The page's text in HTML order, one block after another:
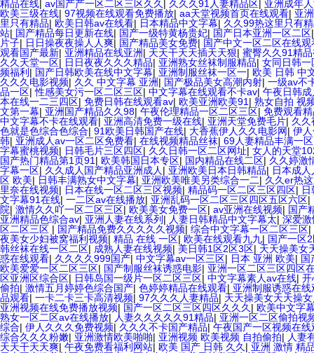
精品在线| av国产产一区二区三区久久 | 久久久91人妻精品区| 亚洲成年
欧美三级在线| 97视频在线观看免费播放| aa天堂视频首页在线观看| 亚
里只有精品| 欧美日韩av在线看| 日本精品中文字幕| 久久99热这里只有
站| 国产精品每日更新在线| 国产一级特黄杨贵妃| 国产日本亚洲一区二区
片子| 日日操夜夜操人人爽| 国产精品美女免费| 国产中文一区二区在线观
观看国产最新| 亚洲精品在线亚洲| 天天干天天插天天狠| 蜜臀久久91精
久久天堂一区| 日日夜夜久久久精品| 亚洲熟女丝袜制服精品| 女同日韩一
频福利 | 国产日韩欧美在线中文字幕| 亚洲制服丝袜一区一| 欧美 日韩 中
久久久电影视频| 久久 中文字幕 亚洲| 国产极品美女高潮内射| 一级av不
品一区|性感美女污一区二区三区| 中文字幕在线观看不卡av| 午夜日韩
本在线一二三四区| 免费日韩在线观看av| 欧美亚洲欧美91 | 熟女自拍 视
文第一幕| 亚洲国产精品久久98| 午夜伦理精品一区二区三区| 免费观看
中文字幕不卡在线观看| 亚洲高清免费一级在线| 亚洲天堂免费毛片| 久久
色就是色综合色综合| 91欧美日韩国产在线| 大香蕉伊人久久电影网| 伊
韩| 亚洲成人av一区二区免费看| 在线视频精品丝袜| 69人妻精品丰满一区
字幕蜜桃视频| 日韩毛片三区四区| 久久日韩一区二区网址| 女人的天堂
国产热门精品第1页91 | 欧美韩国日本专区| 国内精品在线二区| 久久婷激
字幕一区| 久久成人国产精品亚洲成人 | 亚洲欧美日本日韩精品| 日本成
区 欧美| 日韩丰满熟女中文字幕| 亚洲欧美唯美另类综合一二| 久久er热
里奈在线视频| 日本在线一区二区三区视频| 精品码一区二区三区四区|
文字幕91在线| 一二区av在线播放| 亚洲乱码一区二区三区四区五区六区|
院| 激情久久吖一区二区三区| 欧美美女免费一区| av亚洲在线视频| 国产
亚洲精品色综合av| 亚洲人妻在线系列 | 人妻日韩精品中文字幕太| 深爱
区二区三区 | 国产精品免费久久久久久视频| 综合中文字幕一区二区三区|
夜美女少妇被窝福利视频| 精品 在线 一区| 欧美在线观看九九| 国产一区
韩丝袜在线一区二区| 成熟人妻在线视频| 美日韩1区2区3区| 天天操美女
惑在线观看| 久久久久999国产| 中文字幕av一区三区| 日本 亚洲 欧美| 国
欧美爱爱一区二区三区| 国产制服丝袜诱惑电影| 亚洲一区二区三区四区
区亚洲区综合区| 日韩岛国一级片一区二区三区| 中文字幕素人av在线| 开
偷拍| 激情五月婷婷色综合国产| 色婷婷精品在线观看| 亚洲制服诱惑在线
品观看| 一卡二卡三卡高清视频| 97久久久人妻精品| 天天操美女天天操
亚洲视频在线免费播放视频| 国产一区二区三区四区久久久 | 欧美中文字
熟女一区二区av在线播放| 人妻久久久久久91精品| 亚洲一区二区偷拍视
综合| 伊人久久久免费视频| 久久久不卡国产精品| 午夜国产一区视频在
综合久久久粉嫩| 亚洲激情欧美啪啪| 亚洲视频 欧美视频 自拍偷拍| 人妻
天天干天天爽| 午夜免费看福利网站| 欧美 国产 日韩 久久 | 亚洲 激情 精